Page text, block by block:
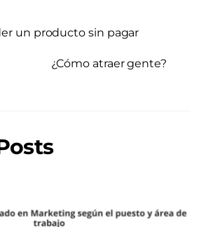
un producto sin pagar
¿Cómo atraer gente?